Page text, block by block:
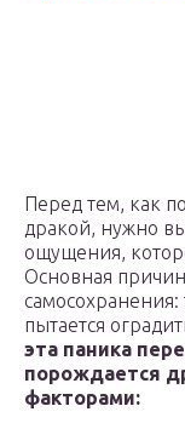
Перед тем, как
дракой, нужно
ощущения,
Основная
самосохранения:
пытается
эта паника
порождается
факторами: